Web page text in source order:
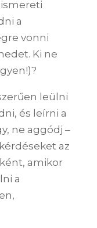
a
vonni
Ki ne
leülni
és leírni a
ne aggódj –
az
amikor
a